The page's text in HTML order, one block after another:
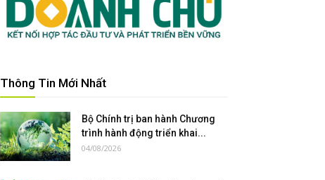
Thông Tin Mới Nhất
Bộ Chính trị ban hành Chương
trình hành động triển khai...
04/08/2026